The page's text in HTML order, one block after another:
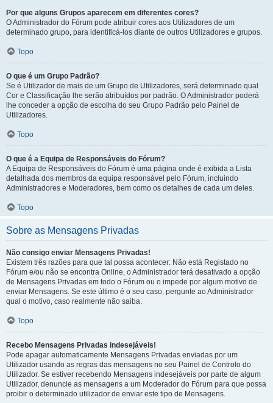
Por que alguns Grupos aparecem em diferentes cores?
O Administrador do Fórum pode atribuir cores aos Utilizadores de um
determinado grupo, para identificá-los diante de outros Utilizadores e grupos.
Topo
O que é um Grupo Padrão?
Se é Utilizador de mais de um Grupo de Utilizadores, será determinado qual
Cor e Classificação lhe serão atribuídos por padrão. O Administrador poderá
lhe conceder a opção de escolha do seu Grupo Padrão pelo Painel de
Utilizadores.
Topo
O que é a Equipa de Responsáveis do Fórum?
A Equipa de Responsáveis do Fórum é uma página onde é exibida a Lista
detalhada dos membros da equipa responsável pelo Fórum, incluindo
Administradores e Moderadores, bem como os detalhes de cada um deles.
Topo
Sobre as Mensagens Privadas
Não consigo enviar Mensagens Privadas!
Existem três razões para que tal possa acontecer: Não está Registado no
Fórum e/ou não se encontra Online, o Administrador terá desativado a opção
de Mensagens Privadas em todo o Fórum ou o impede por algum motivo de
enviar Mensagens. Se este último é o seu caso, pergunte ao Administrador
qual o motivo, caso realmente não saiba.
Topo
Recebo Mensagens Privadas indesejáveis!
Pode apagar automaticamente Mensagens Privadas enviadas por um
Utilizador usando as regras das mensagens no seu Painel de Controlo do
Utilizador. Se estiver recebendo Mensagens indesejáveis por parte de algum
Utilizador, denuncie as mensagens a um Moderador do Fórum para que possa
proibir o determinado utilizador de enviar este tipo de Mensagens.